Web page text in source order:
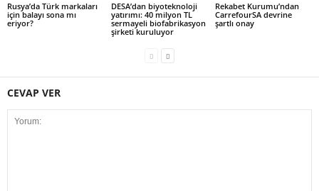
Rusya’da Türk markaları
için balayı sona mı
eriyor?
DESA’dan biyoteknoloji
yatırımı: 40 milyon TL
sermayeli biofabrikasyon
şirketi kuruluyor
Rekabet Kurumu’ndan
CarrefourSA devrine
şartlı onay
CEVAP VER